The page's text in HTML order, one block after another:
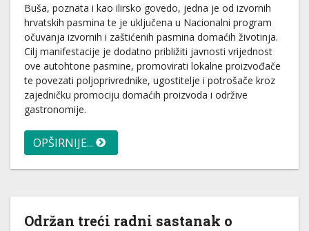
Buša, poznata i kao ilirsko govedo, jedna je od izvornih
hrvatskih pasmina te je uključena u Nacionalni program
očuvanja izvornih i zaštićenih pasmina domaćih životinja.
Cilj manifestacije je dodatno približiti javnosti vrijednost
ove autohtone pasmine, promovirati lokalne proizvođače
te povezati poljoprivrednike, ugostitelje i potrošače kroz
zajedničku promociju domaćih proizvoda i održive
gastronomije.
OPŠIRNIJE...
Održan treći radni sastanak o